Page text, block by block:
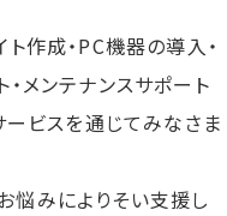
作成・PC機器の導入・
メンテナンスサポート
ビスを通じてみなさま
悩みによりそい支援し